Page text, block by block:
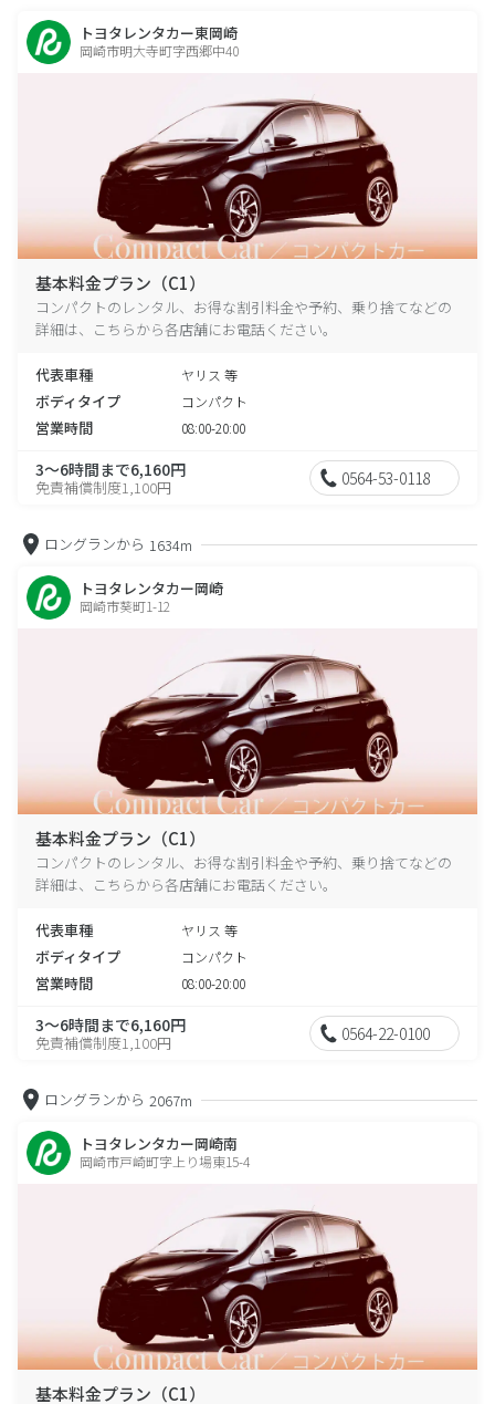
トヨタレンタカー東岡崎
岡崎市明大寺町字西郷中40
基本料金プラン（C1）
コンパクトのレンタル、お得な割引料金や予約、乗り捨てなどの
詳細は、こちらから各店舗にお電話ください。
代表車種 ヤリス 等
ボディタイプ コンパクト
営業時間 08:00-20:00
3～6時間まで6,160円
免責補償制度1,100円 0564-53-0118
ロングランから 1634m
トヨタレンタカー岡崎
岡崎市葵町1-12
基本料金プラン（C1）
コンパクトのレンタル、お得な割引料金や予約、乗り捨てなどの
詳細は、こちらから各店舗にお電話ください。
代表車種 ヤリス 等
ボディタイプ コンパクト
営業時間 08:00-20:00
3～6時間まで6,160円
免責補償制度1,100円 0564-22-0100
ロングランから 2067m
トヨタレンタカー岡崎南
岡崎市戸崎町字上り場東15-4
基本料金プラン（C1）